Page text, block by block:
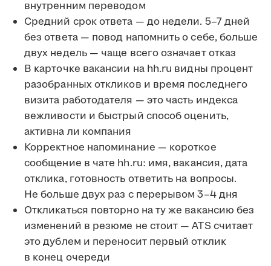
внутренним переводом
Средний срок ответа — до недели. 5–7 дней
без ответа — повод напомнить о себе, больше
двух недель — чаще всего означает отказ
В карточке вакансии на hh.ru видны процент
разобранных откликов и время последнего
визита работодателя — это часть индекса
вежливости и быстрый способ оценить,
активна ли компания
Корректное напоминание — короткое
сообщение в чате hh.ru: имя, вакансия, дата
отклика, готовность ответить на вопросы.
Не больше двух раз с перерывом 3–4 дня
Откликаться повторно на ту же вакансию без
изменений в резюме не стоит — ATS считает
это дублем и переносит первый отклик
в конец очереди